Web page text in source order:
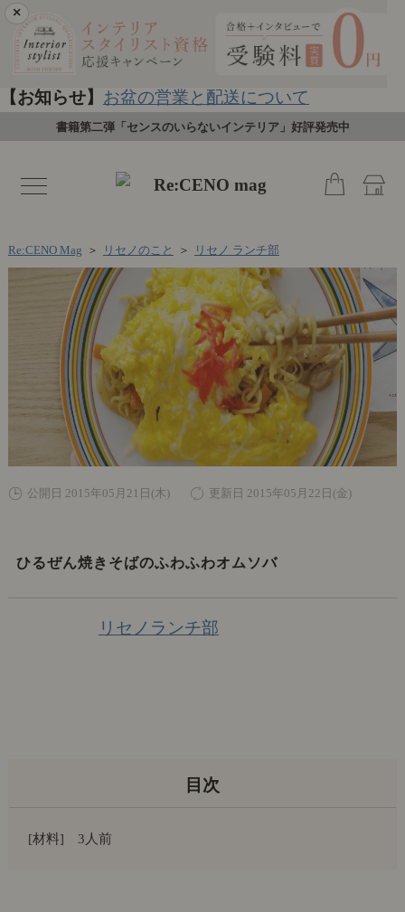
×
【お知らせ】 お盆の営業と配送について
書籍第二弾「センスのいらないインテリア」好評発売中
toggle
navigation
Re:CENO Mag ＞ リセノのこと ＞ リセノ ランチ部
公開日 2015年05月21日(木) 更新日 2015年05月22日(金)
ひるぜん焼きそばのふわふわオムソバ
リセノランチ部
[材料] 3人前